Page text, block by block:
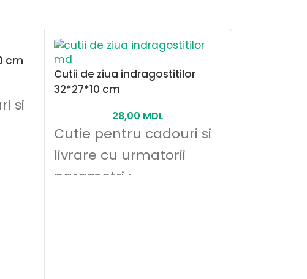
cm
si
STOCK EPUIZAT
Cutii de ziua indragostitilor
32*27*10 cm
28,00 MDL
Cutie pentru cadouri si
livrare cu urmatorii
parametri :